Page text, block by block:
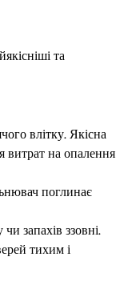
та
влітку. Якісна
витрат на опалення
поглинає
запахів ззовні.
тихим і